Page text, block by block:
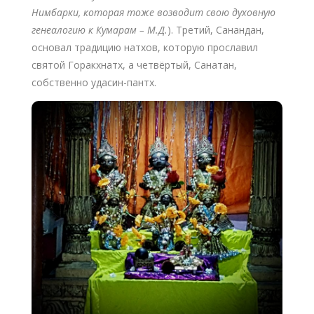
Нимбарки, которая тоже возводит свою духовную
генеалогию к Кумарам – М.Д.). Третий, Санандан,
основал традицию натхов, которую прославил
святой Горакхнатх, а четвёртый, Санатан,
собственно удасин-пантх.